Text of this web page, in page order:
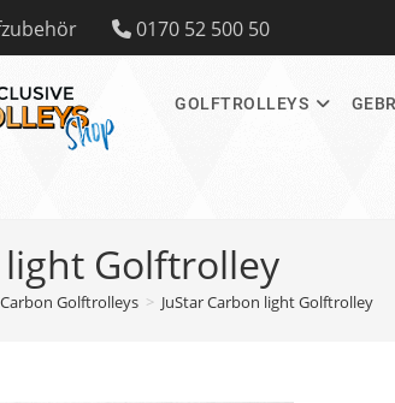
0170 52 500 50
GOLFTROLLEYS
light Golftrolley
Golftrolleys > JuStar Carbon light Golftrolley